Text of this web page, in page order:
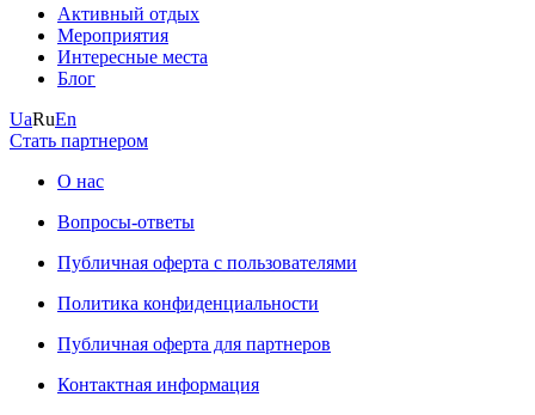
Активный отдых
Мероприятия
Интересные места
Блог
UaRuEn
Стать партнером
О нас
Вопросы-ответы
Публичная оферта с пользователями
Политика конфиденциальности
Публичная оферта для партнеров
Контактная информация